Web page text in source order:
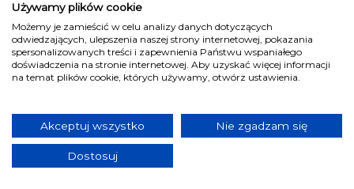
Tysiące namiotów i jedna wielka festiwalowa
rodzina. Pol’and’Rock Festival 2026 rozpoczyna się
w Czaplinku
Używamy plików cookie
Możemy je zamieścić w celu analizy danych dotyczących
odwiedzających, ulepszenia naszej strony internetowej, pokazania
spersonalizowanych treści i zapewnienia Państwu wspaniałego
doświadczenia na stronie internetowej. Aby uzyskać więcej informacji
na temat plików cookie, których używamy, otwórz ustawienia.
Akceptuj wszystko Nie zgadzam się
Dostosuj